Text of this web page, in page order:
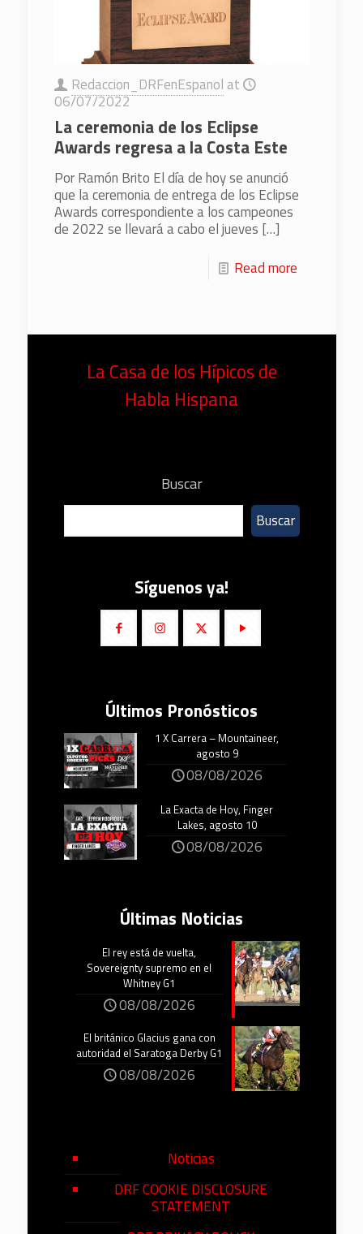
Redaccion_DRFenEspanol at
06/07/2022
La ceremonia de los Eclipse
Awards regresa a la Costa Este
Por Ramón Brito El día de hoy se anunció
que la ceremonia de entrega de los Eclipse
Awards correspondiente a los campeones
de 2022 se llevará a cabo el jueves […]
Read more
La Casa de los Hípicos de
Habla Hispana
Buscar
Buscar
Síguenos ya!
Últimos Pronósticos
1 X Carrera – Mountaineer,
agosto 9
08/08/2026
La Exacta de Hoy, Finger
Lakes, agosto 10
08/08/2026
Últimas Noticias
El rey está de vuelta,
Sovereignty supremo en el
Whitney G1
08/08/2026
El británico Glacius gana con
autoridad el Saratoga Derby G1
08/08/2026
Noticias
DRF COOKIE DISCLOSURE
STATEMENT